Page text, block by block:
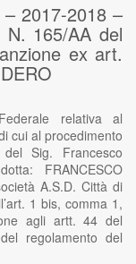
2017-2018 –
165/AA del
ex art.
relativa al
cui al procedimento
Sig. Francesco
FRANCESCO
A.S.D. Città di
1 bis, comma 1,
agli artt. 44 del
regolamento del